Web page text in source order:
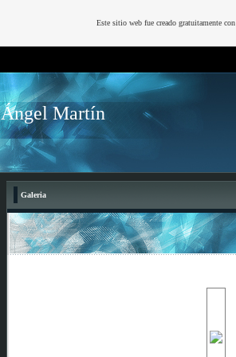
Ángel Martín
Galeria
Este sitio web fue creado gratuitamente con